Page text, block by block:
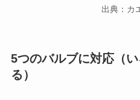
出典：カ
5つのバルブに対応（
る）